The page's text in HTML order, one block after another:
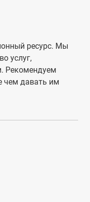
ресурс. Мы
услуг,
Рекомендуем
чем давать им